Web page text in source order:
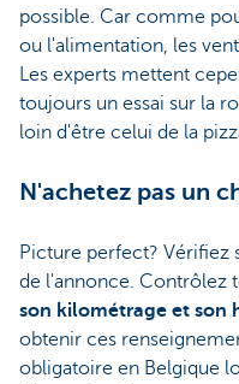
possible. Car comme
ou l'alimentation, les
Les experts mettent
toujours un essai sur la
loin d'être celui de la
N'achetez pas un
Picture perfect? Vérifiez
de l'annonce. Contrôlez
son kilométrage et son
obtenir ces
obligatoire en Belgique